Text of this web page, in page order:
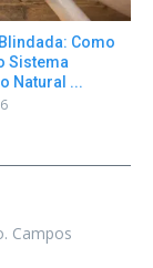
Como
Sistema
Natural ...
Campos